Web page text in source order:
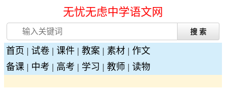
无忧无虑中学语文网
首页 | 试卷 | 课件 | 教案 | 素材 | 作文
备课 | 中考 | 高考 | 学习 | 教师 | 读物